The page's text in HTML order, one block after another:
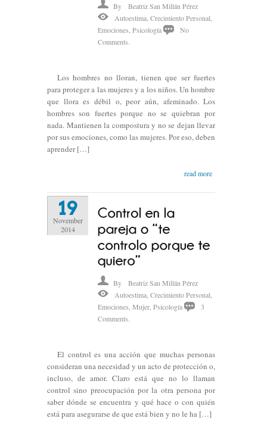
By Beatriz San Millán Pérez
Autoestima Crecimiento Personal
Emociones Psicología
No
Comments.
Los hombres no lloran, tienen que ser fuertes
para proteger a las mujeres y a los niños. Un hombre
que llora es débil o, peor aún, afeminado. Los
hombres son fuertes porque no se quiebran por
nada. Mantienen la compostura y no se dejan llevar
por sus emociones, como las mujeres. Por eso, deben
aprender […]
read more
19
November
2014
By Beatriz San Millán Pérez
Autoestima, Crecimiento Personal,
Emociones, Mujer, Psicología
3
Comments.
El control es una acción que muchas personas
consideran una necesidad y un acto de protección o,
incluso, de amor. Claro está que no lo llaman
control sino preocupación por la otra persona por
saber dónde se encuentra y qué hace o con quién
está para asegurarse de que está bien y no le ha […]